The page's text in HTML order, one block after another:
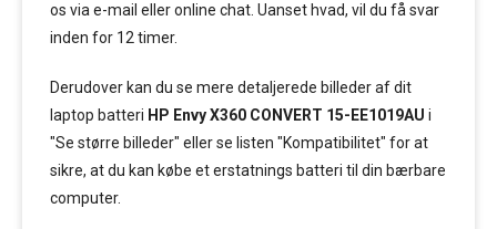
os via e-mail eller online chat. Uanset hvad, vil du få svar
inden for 12 timer.
Derudover kan du se mere detaljerede billeder af dit
laptop batteri HP Envy X360 CONVERT 15-EE1019AU i
"Se større billeder" eller se listen "Kompatibilitet" for at
sikre, at du kan købe et erstatnings batteri til din bærbare
computer.